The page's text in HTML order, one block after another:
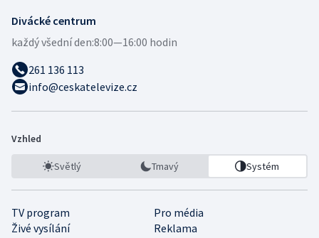
Divácké centrum
každý všední den:8:00—16:00 hodin
261 136 113
info@ceskatelevize.cz
Vzhled
Světlý Tmavý Systém
TV program
Pro média
Živé vysílání
Reklama